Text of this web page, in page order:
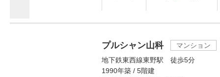
プルシャン山科
マンション
地下鉄東西線東野駅 徒歩5分
1990年築 / 5階建